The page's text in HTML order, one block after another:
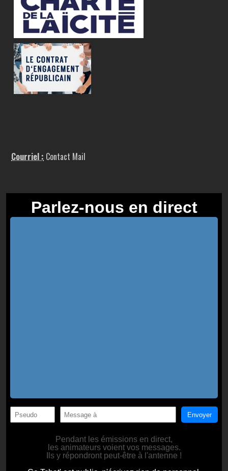
Courriel : Contact Mail